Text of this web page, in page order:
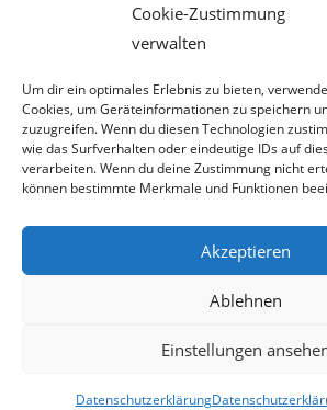
Cookie-Zustimmung
verwalten
Um dir ein optimales Erlebnis zu bieten,
Cookies, um Geräteinformationen zu speichern
zuzugreifen. Wenn du diesen Technologien
wie das Surfverhalten oder eindeutige IDs auf
verarbeiten. Wenn du deine Zustimmung nicht
können bestimmte Merkmale und Funktionen
Akzeptieren
Ablehnen
Einstellungen
Datenschutzerklärung
Salzburgs Juden und ihre Sicherheit: „Erst
die Gefahr endlich konkret!“
Biologisches Wunder in Ceuta
Ein vermeintliches Abschiebemärchen
Archiv
© Copyright 2026 · Auch Ihre Information ist uns
erstaunliche Story: Mailen Sie